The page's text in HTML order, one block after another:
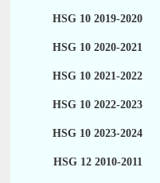
HSG 10 2019-2020
HSG 10 2020-2021
HSG 10 2021-2022
HSG 10 2022-2023
HSG 10 2023-2024
HSG 12 2010-2011